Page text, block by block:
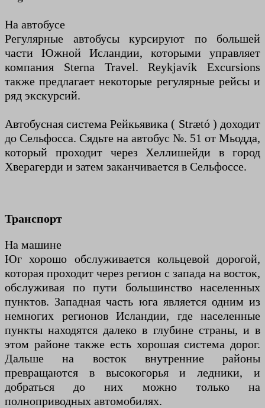
На автобусе
Регулярные автобусы курсируют по большей
части Южной Исландии, которыми управляет
компания Sterna Travel. Reykjavík Excursions
также предлагает некоторые регулярные рейсы и
ряд экскурсий.
Автобусная система Рейкьявика ( Strætó ) доходит
до Сельфосса. Сядьте на автобус №. 51 от Мьодда,
который проходит через Хеллишейди в город
Хверагерди и затем заканчивается в Сельфоссе.
Транспорт
На машине
Юг хорошо обслуживается кольцевой дорогой,
которая проходит через регион с запада на восток,
обслуживая по пути большинство населенных
пунктов. Западная часть юга является одним из
немногих регионов Исландии, где населенные
пункты находятся далеко в глубине страны, и в
этом районе также есть хорошая система дорог.
Дальше на восток внутренние районы
превращаются в высокогорья и ледники, и
добраться до них можно только на
полноприводных автомобилях.